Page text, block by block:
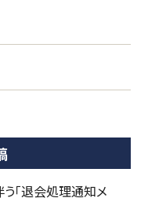
う「退会処理通知メ